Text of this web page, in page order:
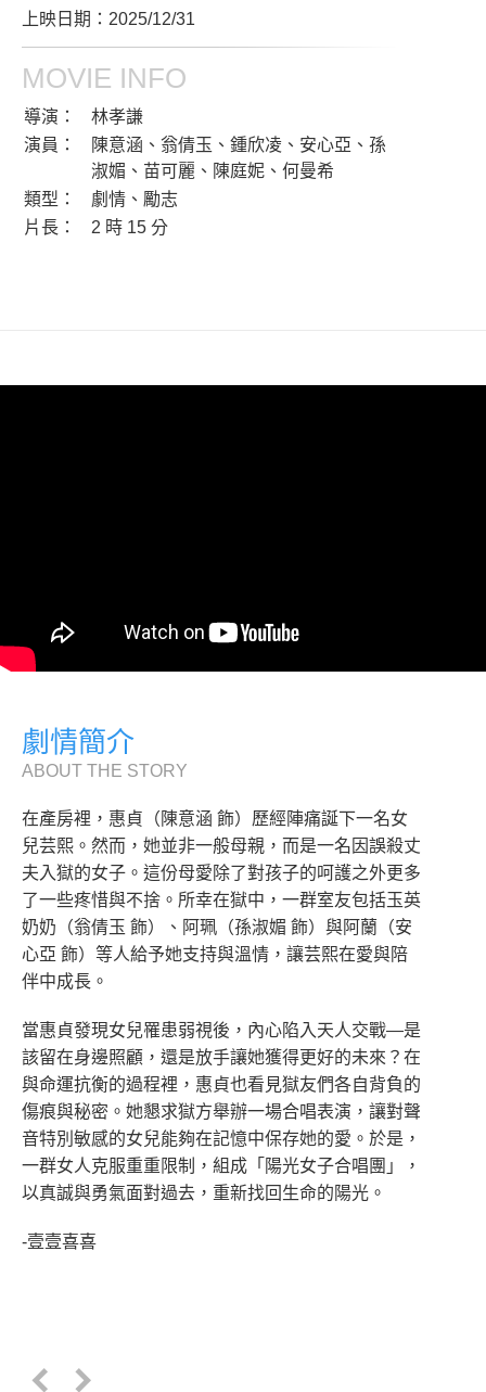
上映日期：2025/12/31
MOVIE INFO
導演：
林孝謙
演員：
陳意涵、翁倩玉、鍾欣凌、安心亞、孫
淑媚、苗可麗、陳庭妮、何曼希
類型：
劇情、勵志
片長：
2 時 15 分
劇情簡介
ABOUT THE STORY
在產房裡，惠貞（陳意涵 飾）歷經陣痛誕下一名女
兒芸熙。然而，她並非一般母親，而是一名因誤殺丈
夫入獄的女子。這份母愛除了對孩子的呵護之外更多
了一些疼惜與不捨。所幸在獄中，一群室友包括玉英
奶奶（翁倩玉 飾）、阿珮（孫淑媚 飾）與阿蘭（安
心亞 飾）等人給予她支持與溫情，讓芸熙在愛與陪
伴中成長。
當惠貞發現女兒罹患弱視後，內心陷入天人交戰—是
該留在身邊照顧，還是放手讓她獲得更好的未來？在
與命運抗衡的過程裡，惠貞也看見獄友們各自背負的
傷痕與秘密。她懇求獄方舉辦一場合唱表演，讓對聲
音特別敏感的女兒能夠在記憶中保存她的愛。於是，
一群女人克服重重限制，組成「陽光女子合唱團」，
以真誠與勇氣面對過去，重新找回生命的陽光。
-壹壹喜喜